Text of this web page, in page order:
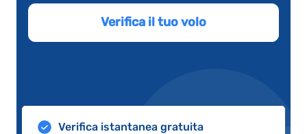
Verifica il tuo volo
Verifica istantanea gratuita